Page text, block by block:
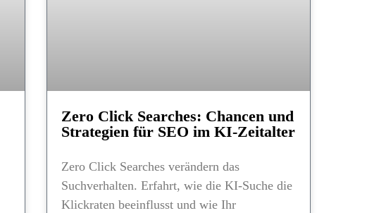
Zero Click Searches: Chancen und
Strategien für SEO im KI-Zeitalter
Zero Click Searches verändern das
Suchverhalten. Erfahrt, wie die KI-Suche die
Klickraten beeinflusst und wie Ihr